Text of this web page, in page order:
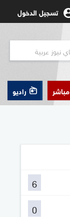
تسجيل الدخول
مباشر راديو
6
0